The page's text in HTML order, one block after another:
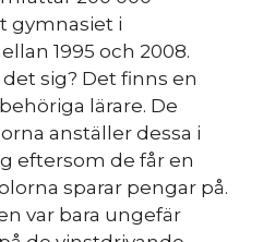
gymnasiet i
1995 och 2008.
sig? Det finns en
lärare. De
anställer dessa i
eftersom de får en
sparar pengar på.
var bara ungefär